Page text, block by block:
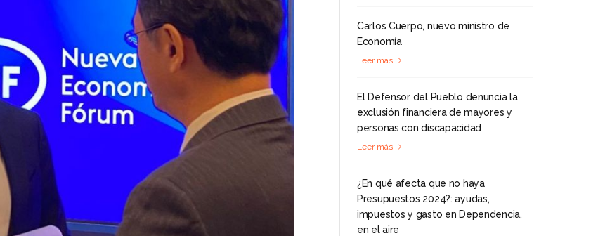
Carlos Cuerpo, nuevo ministro de
Economía
Leer más
El Defensor del Pueblo denuncia la
exclusión financiera de mayores y
personas con discapacidad
Leer más
¿En qué afecta que no haya
Presupuestos 2024?: ayudas,
impuestos y gasto en Dependencia,
en el aire